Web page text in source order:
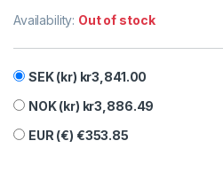
Availability: Out of stock
SEK (kr) kr3,841.00
NOK (kr) kr3,886.49
EUR (€) €353.85